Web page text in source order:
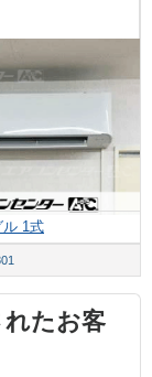
ル 1式
れたお客